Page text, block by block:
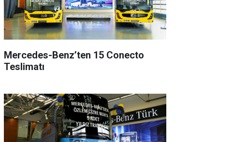
Mercedes-Benz’ten 15 Conecto
Teslimatı